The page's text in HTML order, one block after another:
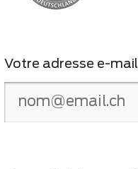
Votre adresse e-mail